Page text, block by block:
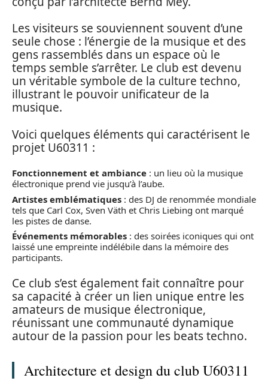
Les visiteurs se souviennent souvent d’une
seule chose : l’énergie de la musique et des
gens rassemblés dans un espace où le
temps semble s’arrêter. Le club est devenu
un véritable symbole de la culture techno,
illustrant le pouvoir unificateur de la
musique.
Voici quelques éléments qui caractérisent le
projet U60311 :
Fonctionnement et ambiance : un lieu où la musique
électronique prend vie jusqu’à l’aube.
Artistes emblématiques : des DJ de renommée mondiale
tels que Carl Cox, Sven Väth et Chris Liebing ont marqué
les pistes de danse.
Événements mémorables : des soirées iconiques qui ont
laissé une empreinte indélébile dans la mémoire des
participants.
Ce club s’est également fait connaître pour
sa capacité à créer un lien unique entre les
amateurs de musique électronique,
réunissant une communauté dynamique
autour de la passion pour les beats techno.
Architecture et design du club U60311